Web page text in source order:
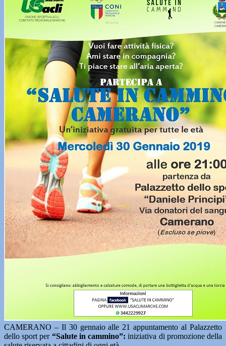
CAMERANO – Il 30 gennaio alle 21 appuntamento al Palazzetto
dello sport per“Salute in cammino”: iniziativa di promozione della